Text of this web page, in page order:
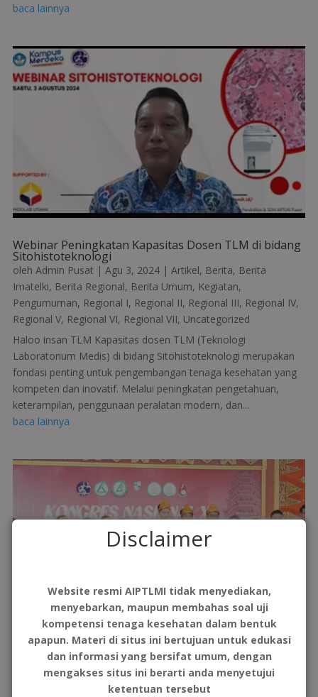
baca lainnya
Webinar Peningkatan Kapasitas Dosen TLM di bidang
Sitohistoteknologi
oleh Admin Pusat | Agu 3, 2024| Artikel, Berita, Berita
Imatelki, Berita Regional, Berita Umum, Kegiatan,
Pengumuman, Regional I, Regional II, Regional III, Regional IV,
Regional V, Regional VI, Regional VII, Uncategorized
Haloo insan TLM Kapasitas dosen TLM (Teknologi
Laboratorium Medis) di bidang Sitohistoteknologi merupakan
fondasi penting untuk pengembangan tenaga kesehatan yang
kompeten dan inovatif. Melalui peningkatan pengetahuan,
keterampilan, penggunaan peralatan modern, dan...
baca lainnya
MENGENAL LEBIH DEKAT IMATELKI
imatelki| Okt 27, 2023|Artikel ,Berita,Berita Imatelki
Berita Regional,Berita Umum , Kegiatan,Pengumuman,
Disclaimer
Website resmi AIPTLMI tidak menyediakan,
menyebarkan, maupun membahas soal uji
kompetensi tenaga kesehatan dalam bentuk
apapun. Materi di situs ini bertujuan untuk edukasi
dan informasi yang bersifat umum, dengan
mengakses situs ini berarti anda menyetujui
ketentuan tersebut